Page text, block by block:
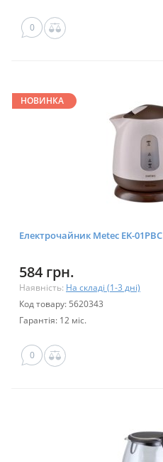
0
НОВИНКА
Електрочайник Metec EK-01PBC
584 грн.
Наявність: На складі (1-3 дні)
Код товару: 5620343
Гарантія: 12 міс.
0